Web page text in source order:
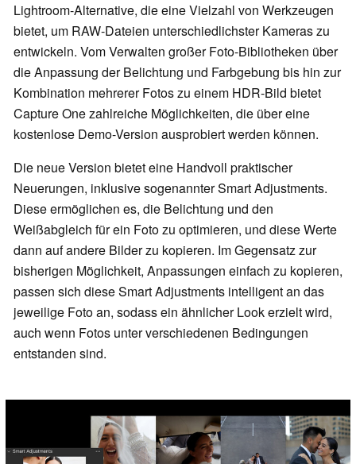
Lightroom-Alternative, die eine Vielzahl von Werkzeugen
bietet, um RAW-Dateien unterschiedlichster Kameras zu
entwickeln. Vom Verwalten großer Foto-Bibliotheken über
die Anpassung der Belichtung und Farbgebung bis hin zur
Kombination mehrerer Fotos zu einem HDR-Bild bietet
Capture One zahlreiche Möglichkeiten, die über eine
kostenlose Demo-Version ausprobiert werden können.
Die neue Version bietet eine Handvoll praktischer
Neuerungen, inklusive sogenannter Smart Adjustments.
Diese ermöglichen es, die Belichtung und den
Weißabgleich für ein Foto zu optimieren, und diese Werte
dann auf andere Bilder zu kopieren. Im Gegensatz zur
bisherigen Möglichkeit, Anpassungen einfach zu kopieren,
passen sich diese Smart Adjustments intelligent an das
jeweilige Foto an, sodass ein ähnlicher Look erzielt wird,
auch wenn Fotos unter verschiedenen Bedingungen
entstanden sind.